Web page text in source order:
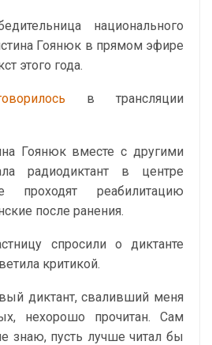
национального
Гоянюк в прямом эфире
этого года.
в трансляции
Гоянюк вместе с другими
радиодиктант в центре
проходят реабилитацию
после ранения.
спросили о диктанте
критикой.
диктант, сваливший меня
нехорошо прочитан. Сам
знаю, пусть лучше читал бы